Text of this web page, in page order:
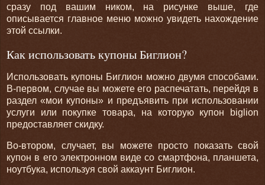
сразу под вашим ником, на рисунке выше, где
описывается главное меню можно увидеть нахождение
этой ссылки.
Как использовать купоны Биглион?
Использовать купоны Биглион можно двумя способами.
В-первом, случае вы можете его распечатать, перейдя в
раздел «мои купоны» и предъявить при использовании
услуги или покупке товара, на которую купон biglion
предоставляет скидку.
Во-втором, случает, вы можете просто показать свой
купон в его электронном виде со смартфона, планшета,
ноутбука, используя свой аккаунт Биглион.